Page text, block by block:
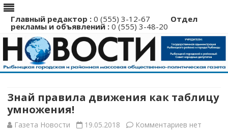
Главный редактор : 0 (555) 3-12-67 Отдел
рекламы и объявлений : 0 (555) 3-48-20
Перейти
Знай правила движения как таблицу
умножения!
Газета Новости 19.05.2018 Комментариев кнет